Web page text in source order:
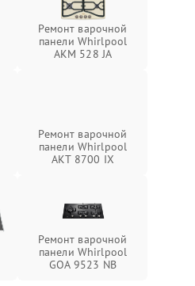
Ремонт варочной
панели Whirlpool
AKM 528 JA
Ремонт варочной
панели Whirlpool
AKT 8700 IX
Ремонт варочной
панели Whirlpool
GOA 9523 NB